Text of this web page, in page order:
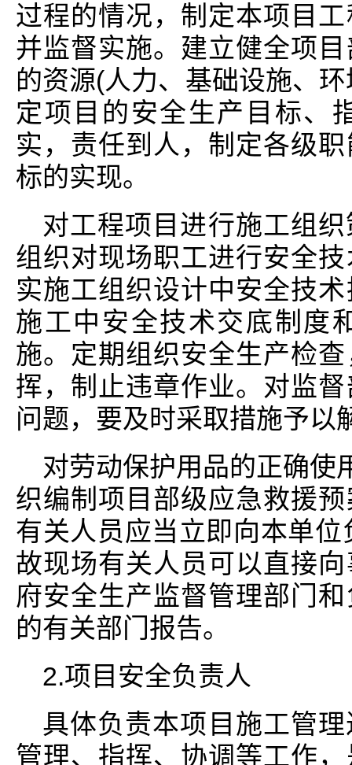
过程的情况，制定本项目
并监督实施。建立健全项
的资源(人力、基础设施、
定项目的安全生产目标、
实，责任到人，制定各级
标的实现。
对工程项目进行施工组
组织对现场职工进行安全
实施工组织设计中安全技
施工中安全技术交底制度
施。定期组织安全生产检
挥，制止违章作业。对监
问题，要及时采取措施予以
对劳动保护用品的正确使
织编制项目部级应急救援
有关人员应当立即向本单
故现场有关人员可以直接
府安全生产监督管理部门
的有关部门报告。
2.项目安全负责人
具体负责本项目施工管
管理、指挥、协调等工作